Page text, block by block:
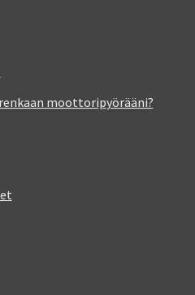
moottoripyörääni?